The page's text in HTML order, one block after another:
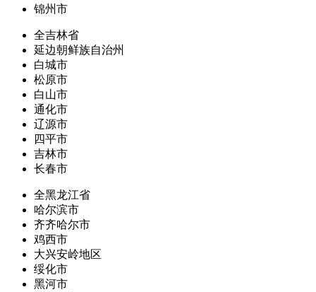
锦州市
全吉林省
延边朝鲜族自治州
白城市
松原市
白山市
通化市
辽源市
四平市
吉林市
长春市
全黑龙江省
哈尔滨市
齐齐哈尔市
鸡西市
大兴安岭地区
绥化市
黑河市